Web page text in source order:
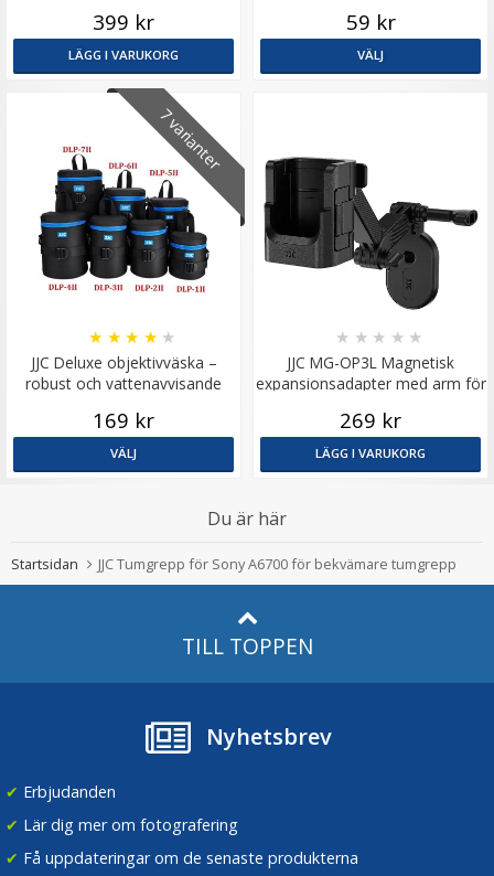
399 kr
LÄGG I VARUKORG
59 kr
VÄLJ
7 varianter
JJC Deluxe objektivväska –
robust och vattenavvisande
★ ★ ★ ★ ★
169 kr
VÄLJ
JJC MG-OP3L Magnetisk
expansionsadapter med arm för
★ ★ ★ ★ ★
269 kr
LÄGG I VARUKORG
Du är här
Startsidan JJC Tumgrepp för Sony A6700 för bekvämare tumgrepp
TILL TOPPEN
Nyhetsbrev
✔ Erbjudanden
✔ Lär dig mer om fotografering
✔ Få uppdateringar om de senaste produkterna